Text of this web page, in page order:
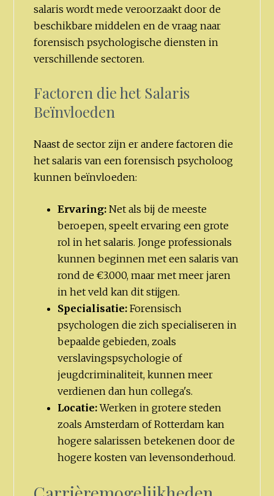
salaris wordt mede veroorzaakt door de
beschikbare middelen en de vraag naar
forensisch psychologische diensten in
verschillende sectoren.
Factoren die het Salaris
Beïnvloeden
Naast de sector zijn er andere factoren die
het salaris van een forensisch psycholoog
kunnen beïnvloeden:
Ervaring:Net als bij de meeste
beroepen, speelt ervaring een grote
rol in het salaris. Jonge professionals
kunnen beginnen met een salaris van
rond de €3.000, maar met meer jaren
in het veld kan dit stijgen.
Specialisatie:Forensisch
psychologen die zich specialiseren in
bepaalde gebieden, zoals
verslavingspsychologie of
jeugdcriminaliteit, kunnen meer
verdienen dan hun collega's.
Locatie:Werken in grotere steden
zoals Amsterdam of Rotterdam kan
hogere salarissen betekenen door de
hogere kosten van levensonderhoud.